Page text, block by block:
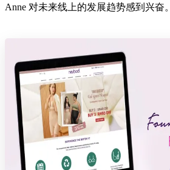
Anne 对未来线上的发展趋势感到兴奋。